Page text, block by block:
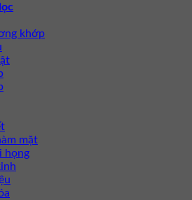
khớp
mặt
họng